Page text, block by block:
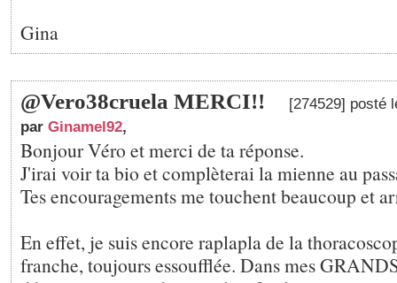
Gina
@Vero38cruela MERCI!!
[274529] posté
par Ginamel92,
Bonjour Véro et merci de ta réponse.
J'irai voir ta bio et complèterai la mienne au
Tes encouragements me touchent beaucoup et
En effet, je suis encore raplapla de la
franche, toujours essoufflée. Dans mes